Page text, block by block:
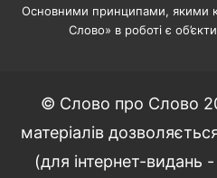
Основними принципами, якими
Слово» в роботі є
© Слово про Слово
матеріалів
(для інтернет-видань